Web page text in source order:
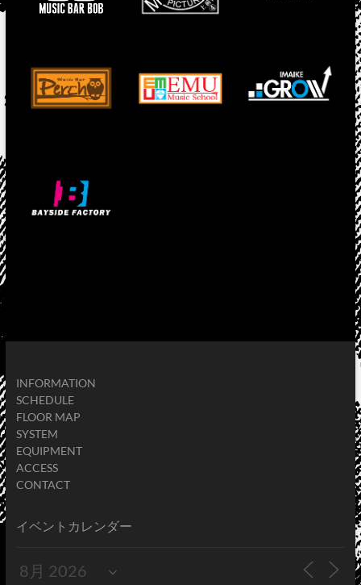
INFORMATION
SCHEDULE
FLOOR MAP
SYSTEM
EQUIPMENT
ACCESS
CONTACT
イベントカレンダー